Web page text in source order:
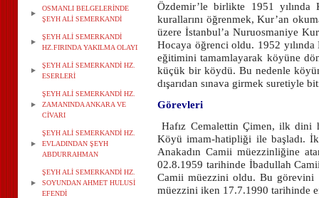
OSMANLI BELGELERİNDE
ŞEYH ALİ SEMERKANDİ
ŞEYH ALİ SEMERKANDİ
HZ.FIRINDA YAKILMA OLAYI
ŞEYH ALİ SEMERKANDİ HZ.
ESERLERİ
ŞEYH ALİ SEMERKANDİ HZ.
ZAMANINDA ANKARA VE
CİVARI
ŞEYH ALİ SEMERKANDİ HZ.
EVLADINDAN ŞEYH
ABDURRAHMAN
ŞEYH ALİ SEMERKANDİ HZ.
SOYUNDAN AHMET HULUSİ
EFENDİ
Özdemir’le birlikte 1951
kurallarını öğrenmek, Kur’an
üzere İstanbul’a Nuruosmaniye
Hocaya öğrenci oldu. 1952
eğitimini tamamlayarak köyüne
küçük bir köydü. Bu nedenle
dışarıdan sınava girmek suretiyle
Görevleri
Hafız Cemalettin Çimen, ilk dini
Köyü imam-hatipliği ile başladı.
Anakadın Camii müezzinliğine
02.8.1959 tarihinde İbadullah
Camii müezzini oldu. Bu
müezzini iken 17.7.1990 tarihinde